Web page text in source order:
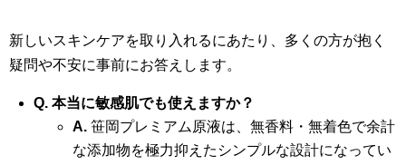
新しいスキンケアを取り入れるにあたり、多くの方が抱く
疑問や不安に事前にお答えします。
Q. 本当に敏感肌でも使えますか？
A. 笹岡プレミアム原液は、無香料・無着色で余計
な添加物を極力抑えたシンプルな設計になってい